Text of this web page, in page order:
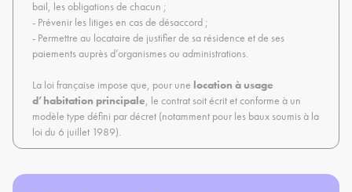
bail, les obligations de chacun ;
- Prévenir les litiges en cas de désaccord ;
- Permettre au locataire de justifier de sa résidence et de ses
paiements auprès d’organismes ou administrations.
La loi française impose que, pour une location à usage
d’habitation principale, le contrat soit écrit et conforme à un
modèle type défini par décret (notamment pour les baux soumis à la
loi du 6 juillet 1989).